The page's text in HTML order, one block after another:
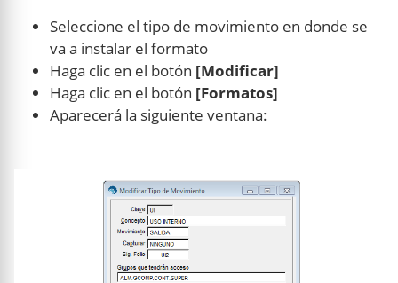
Seleccione el tipo de movimiento en donde se
va a instalar el formato
Haga clic en el botón [Modificar]
Haga clic en el botón [Formatos]
Aparecerá la siguiente ventana: